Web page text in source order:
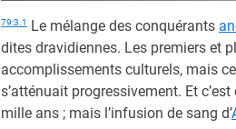
79:3.1 Le mélange des conquérants
dites dravidiennes. Les premiers et
accomplissements culturels, mais
s’atténuait progressivement. Et
mille ans ; mais l’infusion de sang d’